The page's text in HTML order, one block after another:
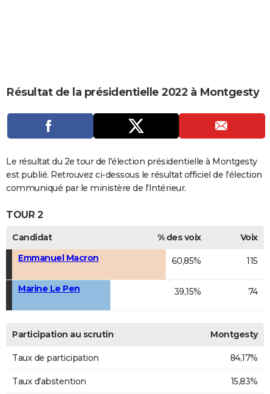
CARTE DE VOEUX
DICTIONNAIRE
Dictionnaire
Biographies
Expressions
Proverbes
PROGRAMME TV
COPAINS D'AVANT
S'inscrire
Se connecter
Lycées
Collèges
Primaires
Universités
Entreprises
Service militaire
Avis de recherche
AVIS DE DÉCÈS
FORUM
Bricolage
Culture
Television
Voyage
Résultat de la présidentielle 2022 à Montgesty
Le résultat du 2e tour de l'élection présidentielle à Montgesty
est publié. Retrouvez ci-dessous le résultat officiel de l'élection
communiqué par le ministère de l'Intérieur.
TOUR 2
Candidat % des voix
Voix
Emmanuel Macron
60,85% 115
Marine Le Pen 39,15% 74
Participation au scrutin Montgesty
Taux de participation 84,17%
Taux d'abstention 15,83%